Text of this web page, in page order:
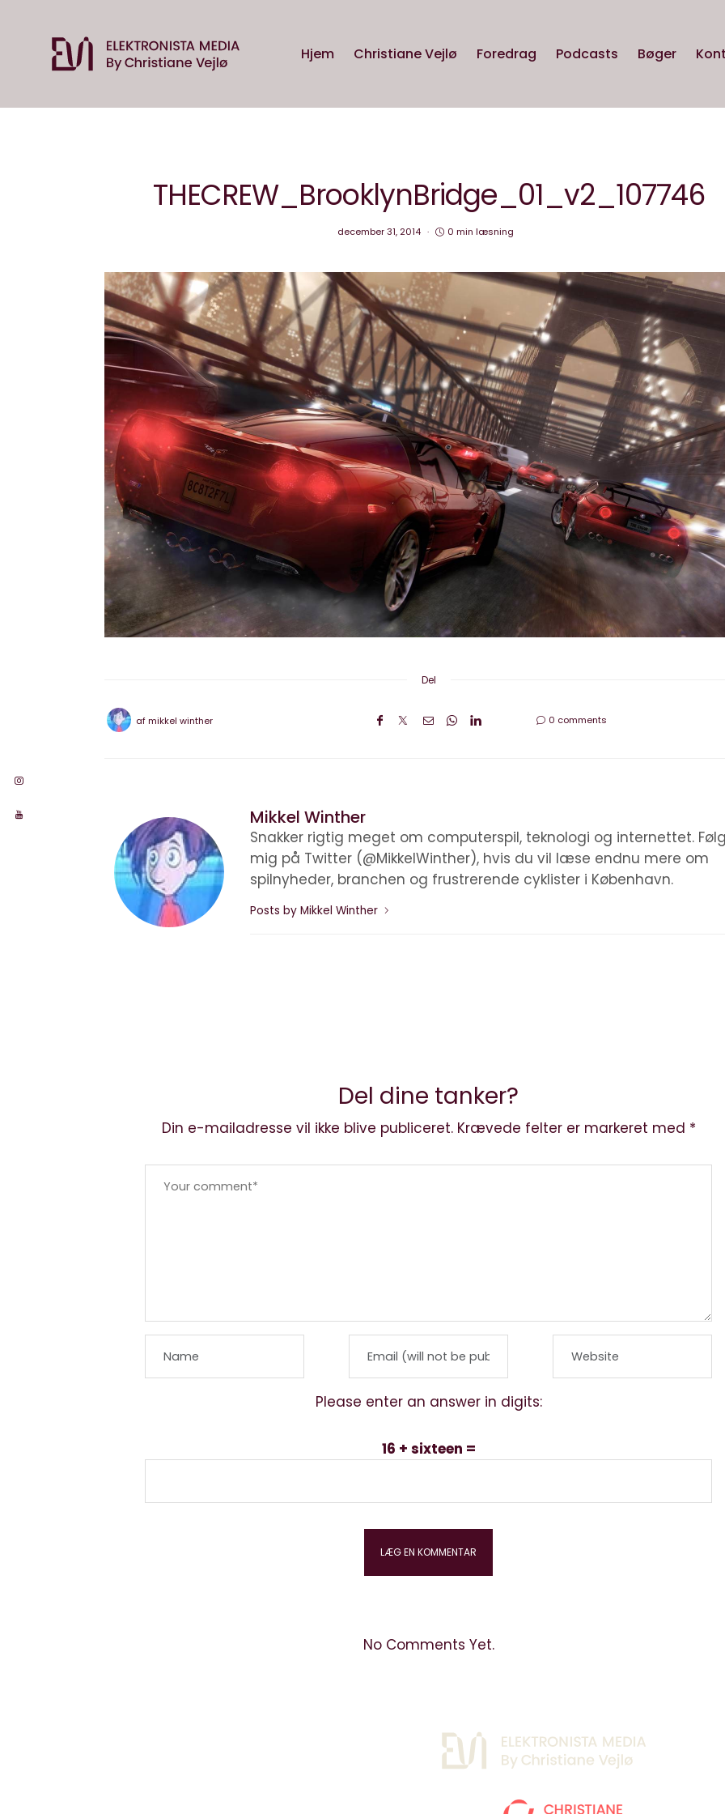
Hjem Christiane Vejlø Foredrag Podcasts Bøger
THECREW_BrooklynBridge_01_v2_107746
december 31, 2014 0 min læsning
Del
afmikkel winther 0 comments
Mikkel Winther
Snakker rigtig meget om computerspil, teknologi og internettet.
mig på Twitter (@MikkelWinther), hvis du vil læse endnu mere om
spilnyheder, branchen og frustrerende cyklister i København.
Posts by Mikkel Winther
Del dine tanker?
Din e-mailadresse vil ikke blive publiceret. Krævede felter er markeret med *
Please enter an answer in digits:
16 + sixteen =
No Comments Yet.